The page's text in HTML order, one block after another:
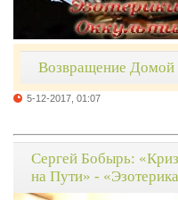
Возвращение Домой
5-12-2017, 01:07
Сергей Бобырь:
на Пути» -